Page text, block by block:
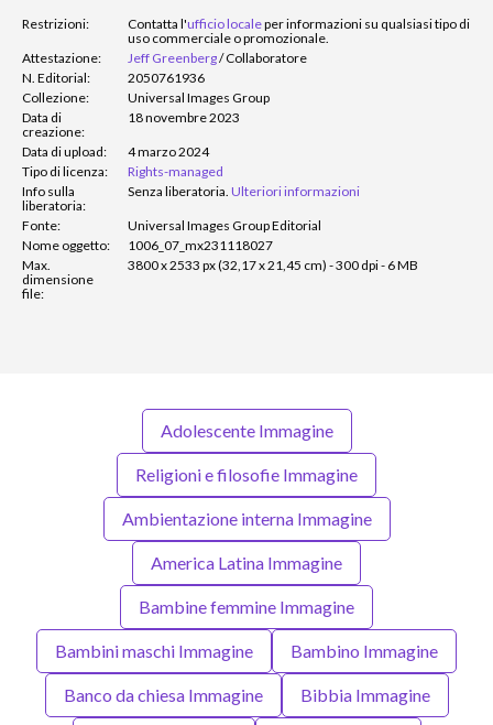
Restrizioni: Contatta l'ufficio localeper informazioni su qualsiasi tipo di
uso commerciale o promozionale.
Attestazione:
Jeff Greenberg/Collaboratore
N. Editorial:
2050761936
Collezione:
Universal Images Group
Data di
creazione:
18 novembre 2023
Data di upload:
4 marzo 2024
Tipo di licenza:
Rights-managed
Info sulla
liberatoria:
Senza liberatoria. Ulteriori informazioni
Fonte:
Universal Images Group Editorial
Nome oggetto:
1006_07_mx231118027
Max.
dimensione
file:
3800 x 2533 px (32,17 x 21,45 cm) - 300 dpi - 6 MB
Adolescente Immagine
Religioni e filosofie Immagine
Ambientazione interna Immagine
America Latina Immagine
Bambine femmine Immagine
Bambini maschi Immagine Bambino Immagine
Banco da chiesa Immagine Bibbia Immagine